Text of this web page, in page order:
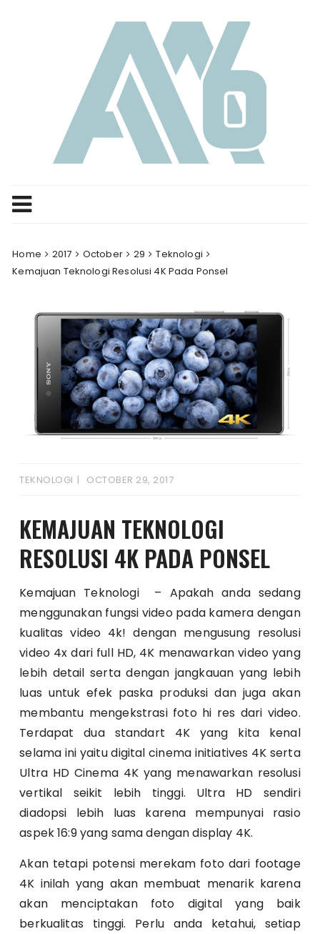
Home 2017 October 29
Teknologi
Kemajuan Teknologi Resolusi 4K Pada Ponsel
TEKNOLOGI OCTOBER 29, 2017
KEMAJUAN TEKNOLOGI
RESOLUSI 4K PADA PONSEL
Kemajuan Teknologi – Apakah anda sedang
menggunakan fungsi video pada kamera dengan
kualitas video 4k! dengan mengusung resolusi
video 4x dari full HD, 4K menawarkan video yang
lebih detail serta dengan jangkauan yang lebih
luas untuk efek paska produksi dan juga akan
membantu mengekstrasi foto hi res dari video.
Terdapat dua standart 4K yang kita kenal
selama ini yaitu digital cinema initiatives 4K serta
Ultra HD Cinema 4K yang menawarkan resolusi
vertikal seikit lebih tinggi. Ultra HD sendiri
diadopsi lebih luas karena mempunyai rasio
aspek 16:9 yang sama dengan display 4K.
Akan tetapi potensi merekam foto dari footage
4K inilah yang akan membuat menarik karena
akan menciptakan foto digital yang baik
berkualitas tinggi. Perlu anda ketahui, setiap